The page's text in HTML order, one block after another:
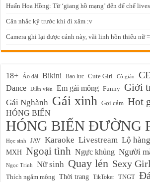
Huấn Hoa Hồng: Từ ‘giang hồ mạng’ đến đế chế
Cân nhắc kỹ trước khi đi xăm :v
Camera ghi lại được cảnh này, vãi linh hồn thiếu nữ
18+ Áo dài Bikini Bạo lực Cute Girl Cô giáo
Dance Diễn viên Em gái mông Funny Giới
Gái Nghành Gái xinh Gợi cảm Hot
HÓNG BIẾN
HÓNG BIẾN ĐƯỜNG
Học sinh
JAV Karaoke Livestream Lộ hàng
MXH Ngoại tình Ngực khủng Người
Ngọc Trinh Nữ sinh Quay lén Sexy Girl
Thích ngắm mông Thời trang TikToker TNGT